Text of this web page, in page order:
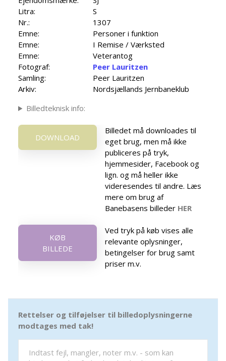
Litra:
S
Nr.:
1307
Emne:
Personer i funktion
Emne:
I Remise / Værksted
Emne:
Veterantog
Fotograf:
Peer Lauritzen
Samling:
Peer Lauritzen
Arkiv:
Nordsjællands Jernbaneklub
Billedteknisk info:
DOWNLOAD
Billedet må downloades til
eget brug, men må ikke
publiceres på tryk,
hjemmesider, Facebook og
lign. og må heller ikke
videresendes til andre. Læs
mere om brug af
Banebasens billeder HER
KØB
BILLEDE
Ved tryk på køb vises alle
relevante oplysninger,
betingelser for brug samt
priser m.v.
Rettelser og tilføjelser til billedoplysningerne
modtages med tak!